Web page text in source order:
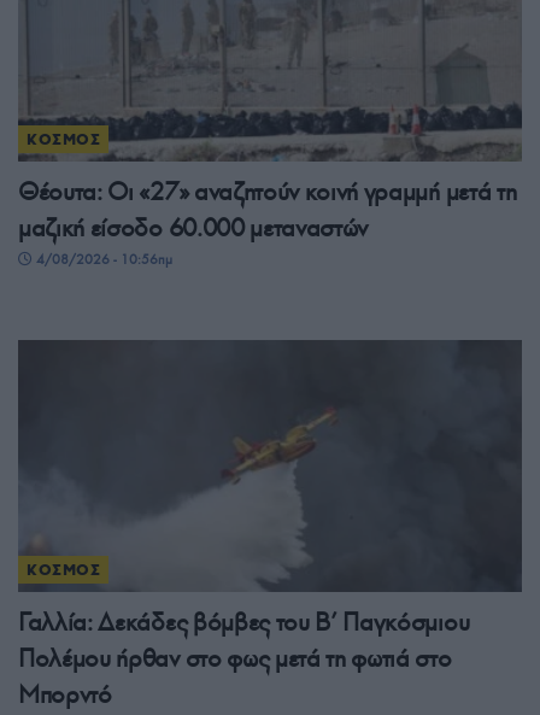
ΚΟΣΜΟΣ
Θέουτα: Οι «27» αναζητούν κοινή γραμμή μετά τη
μαζική είσοδο 60.000 μεταναστών
4/08/2026 - 10:56πμ
ΚΟΣΜΟΣ
Γαλλία: Δεκάδες βόμβες του Β’ Παγκόσμιου
Πολέμου ήρθαν στο φως μετά τη φωτιά στο
Μπορντό